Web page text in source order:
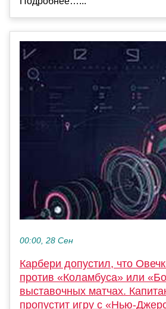
00:00, 28 Сен
Карбери допустил, что
против «Коламбуса» или
выставочных матчах.
пропустит игру с «Нью-